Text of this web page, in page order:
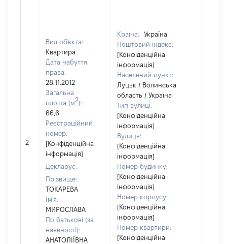
2
Вид об'єкта:
Квартира
Дата набуття
права:
28.11.2012
Загальна
площа (м2):
66,6
Реєстраційний
номер:
[Конфіденційна
інформація]
Декларує:
Прізвище:
ТОКАРЕВА
Ім'я:
МИРОСЛАВА
По батькові (за
наявності):
АНАТОЛІЇВНА
Країна:
Україна
Поштовий індекс:
[Конфіденційна
інформація]
Населений пункт:
Луцьк / Волинська
область / Україна
Тип вулиці:
[Конфіденційна
інформація]
Вулиця:
[Конфіденційна
інформація]
Номер будинку:
[Конфіденційна
інформація]
Номер корпусу:
[Конфіденційна
інформація]
Номер квартири:
[Конфіденційна